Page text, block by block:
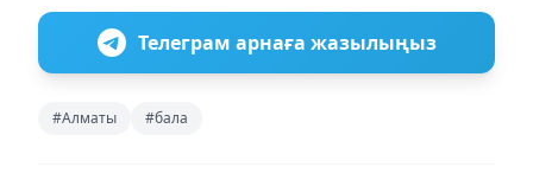
Телеграм арнаға жазылыңыз
#Алматы #бала